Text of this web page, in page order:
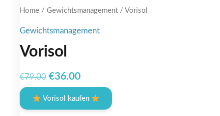
Home / Gewichtsmanagement / Vorisol
Gewichtsmanagement
Vorisol
€79.00 Original
was:
€36.00Current
price
is:
Vorisol kaufen